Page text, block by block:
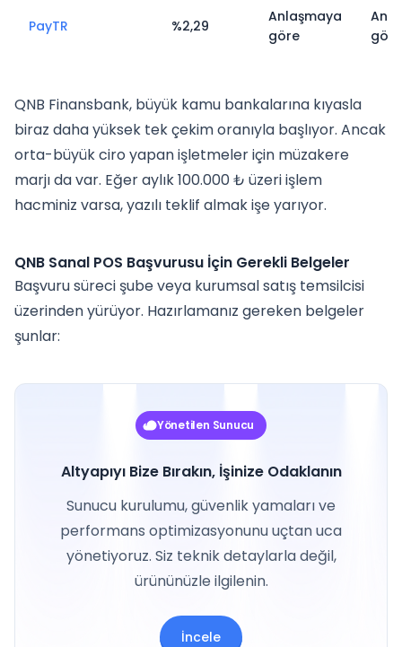
PayTR %2,29
Anlaşmaya
göre
göre
QNB Finansbank, büyük kamu bankalarına kıyasla
biraz daha yüksek tek çekim oranıyla başlıyor. Ancak
orta-büyük ciro yapan işletmeler için müzakere
marjı da var. Eğer aylık 100.000 ₺ üzeri işlem
hacminiz varsa, yazılı teklif almak işe yarıyor.
QNB Sanal POS Başvurusu İçin Gerekli Belgeler
Başvuru süreci şube veya kurumsal satış temsilcisi
üzerinden yürüyor. Hazırlamanız gereken belgeler
şunlar:
Yönetilen Sunucu
Altyapıyı Bize Bırakın, İşinize Odaklanın
Sunucu kurulumu, güvenlik yamaları ve
performans optimizasyonunu uçtan uca
yönetiyoruz. Siz teknik detaylarla değil,
ürününüzle ilgilenin.
İncele